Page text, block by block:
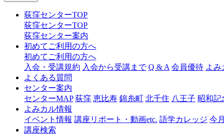
ャ
荻
窪
荻窪センターTOP
荻窪センターTOP
荻窪センター案内
初めてご利用の方へ
初めてご利用の方へ
入会・受講規約 入会から受講まで Q & A 会員優待 よみ
よくある質問
センター案内
センターMAP 荻窪 恵比寿 錦糸町 北千住 八王子 昭和記
よみカル情報
イベント情報 講座リポート・動画etc. 語学カレッジ 今
講座検索